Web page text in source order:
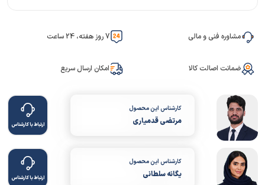
مشاوره فنی و مالی 7 روز هفته، 24 ساعت
ضمانت اصالت کالا امکان ارسال سریع
کارشناس این محصول
مرتضی قدمیاری ارتباط با کارشناس
کارشناس این محصول
یگانه سلطانی ارتباط با کارشناس